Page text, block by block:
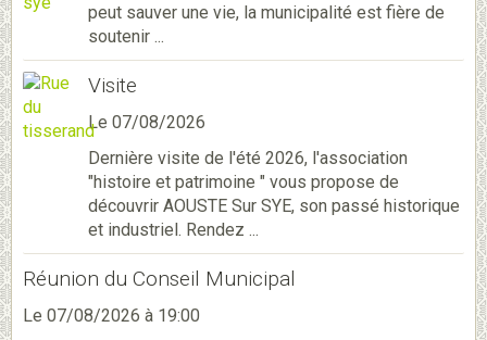
peut sauver une vie, la municipalité est fière de
soutenir ...
Visite
Le 07/08/2026
Dernière visite de l'été 2026, l'association
"histoire et patrimoine " vous propose de
découvrir AOUSTE Sur SYE, son passé historique
et industriel. Rendez ...
Réunion du Conseil Municipal
Le 07/08/2026 à 19:00